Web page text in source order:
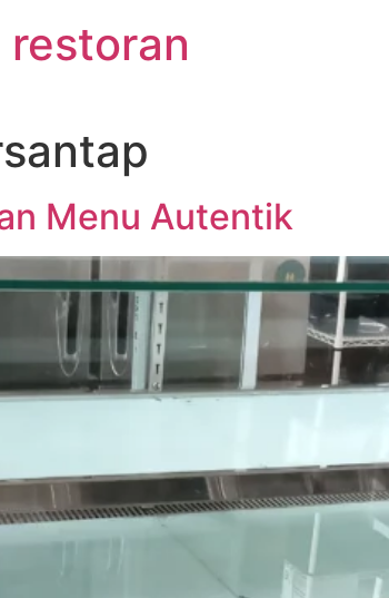
Menu Autentik